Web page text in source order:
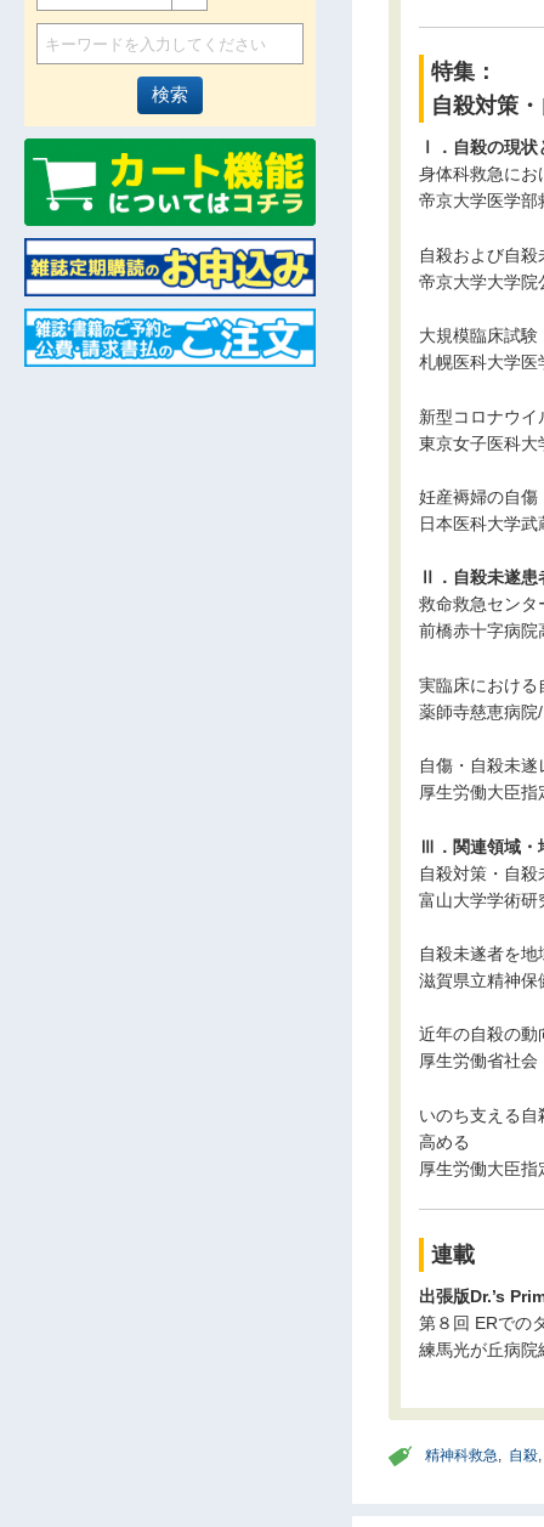
特集：
自殺対策
Ⅰ．自殺の現状
身体科救急にお
帝京大学医学部
自殺および自
帝京大学大学
大規模臨床試
札幌医科大学
新型コロナウ
東京女子医科大
妊産褥婦の自傷
日本医科大学
Ⅱ．自殺未遂患
救命救急センタ
前橋赤十字病
実臨床における
薬師寺慈恵病院
自傷・自殺未
厚生労働大臣
Ⅲ．関連領域・
自殺対策・自
富山大学学術
自殺未遂者を
滋賀県立精神保
近年の自殺の動
厚生労働省社
いのち支える
高める
厚生労働大臣
連載
出張版Dr.’s
第８回 ERでの
練馬光が丘病院
精神科救急, 自殺,